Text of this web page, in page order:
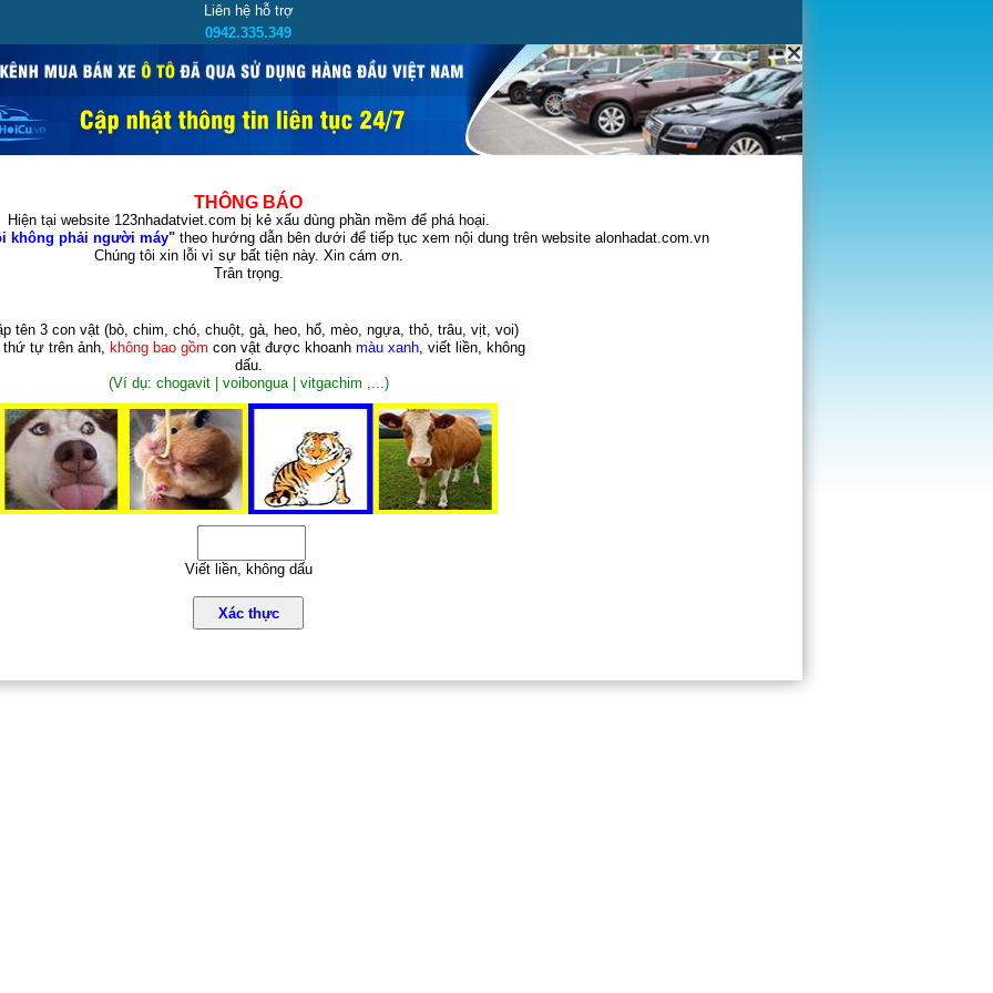
Liên hệ hỗ trợ
0942.335.349
THÔNG BÁO
Hiện tại website 123nhadatviet.com bị kẻ xấu dùng phần mềm để phá hoại.
không phải người máy"theo hướng dẫn bên dưới để tiếp tục xem nội dung trên website alonhadat.com.vn
Chúng tôi xin lỗi vì sự bất tiện này. Xin cám ơn.
Trân trọng.
tên 3 con vật (bò, chim, chó, chuột, gà, heo, hổ, mèo, ngựa, thỏ, trâu, vịt, voi)
thứ tự trên ảnh, không bao gồm con vật được khoanh màu xanh, viết liền, không
dấu.
(Ví dụ: chogavit | voibongua | vitgachim ,...)
Viết liền, không dấu
Xác thực